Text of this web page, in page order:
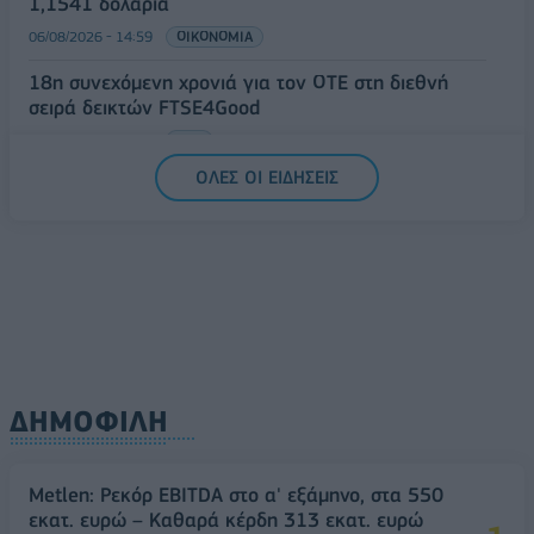
06/08/2026 - 14:59 ΟΙΚΟΝΟΜΙΑ
18η συνεχόμενη χρονιά για τον ΟΤΕ στη διεθνή
σειρά δεικτών FTSE4Good
ΟΛΕΣ ΟΙ ΕΙΔΗΣΕΙΣ
ΔΗΜΟΦΙΛΗ
Metlen: Ρεκόρ EBITDA στο α' εξάμηνο, στα 550
εκατ. ευρώ – Καθαρά κέρδη 313 εκατ. ευρώ